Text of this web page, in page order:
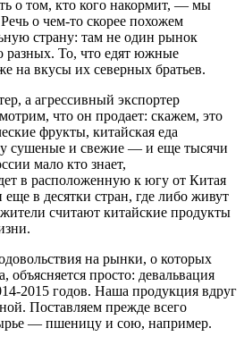
о том, кто кого накормит, — мы
о чем-то скорее похожем
страну: там не один рынок
разных. То, что едят южные
на вкусы их северных братьев.
а агрессивный экспортер
что он продает: скажем, это
фрукты, китайская еда
сушеные и свежие — и еще тысячи
мало кто знает,
в расположенную к югу от Китая
в десятки стран, где либо живут
считают китайские продукты
на рынки, о которых
объясняется просто: девальвация
2015 годов. Наша продукция вдруг
Поставляем прежде всего
— пшеницу и сою, например.